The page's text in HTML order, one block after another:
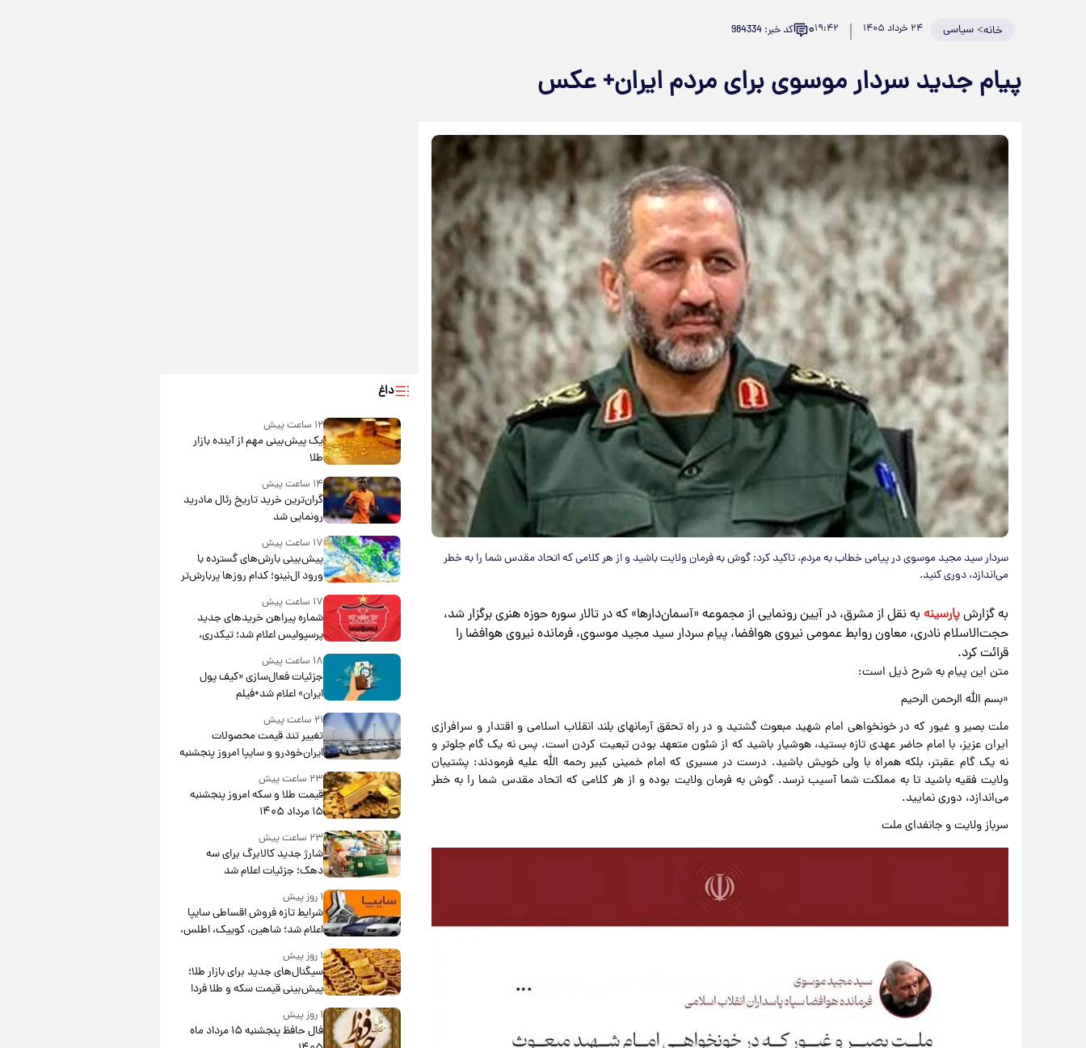
خانه>سیاسی ۲۴ خرداد ۱۴۰۵ ۱۹:۴۲۰ کد خبر: 984334
پیام جدید سردار موسوی برای مردم ایران+ عکس
سردار سید مجید موسوی در پیامی خطاب به مردم، تاکید کرد: گوش به فرمان ولایت باشید و از هر کلامی که اتحاد مقدس شما را به خطر
می‌اندازد، دوری کنید.
به گزارشپارسینه به نقل از مشرق، در آیین رونمایی از مجموعه «آسمان‌دارها» که در تالار سوره حوزه هنری برگزار شد،
حجت‌الاسلام نادری، معاون روابط عمومی نیروی هوافضا، پیام سردار سید مجید موسوی، فرمانده نیروی هوافضا را
قرائت کرد.
متن این پیام به شرح ذیل است:
«بسم الله الرحمن الرحیم
ملت بصیر و غیور که در خونخواهی امام شهید مبعوث گشتید و در راه تحقق آرمانهای بلند انقلاب اسلامی و اقتدار و سرافرازی
ایران عزیز، با امام حاضر عهدی تازه بستید، هوشیار باشید که از شئون متعهد بودن تبعیت کردن است. پس نه یک گام جلوتر و
نه یک گام عقبتر، بلکه همراه با ولی خویش باشید. درست در مسیری که امام خمینی کبیر رحمه الله علیه فرمودند: پشتیبان
ولایت فقیه باشید تا به مملکت شما آسیب نرسد. گوش به فرمان ولایت بوده و از هر کلامی که اتحاد مقدس شما را به خطر
می‌اندازد، دوری نمایید.
سرباز ولایت و جانفدای ملت
داغ
۱۲ ساعت پیش
یک پیش‌بینی مهم از آینده بازار
طلا
۱۴ ساعت پیش
گران‌ترین خرید تاریخ رئال مادرید
رونمایی شد
۱۷ ساعت پیش
پیش‌بینی بارش‌های گسترده با
ورود ال‌نینو؛ کدام روزها پربارش‌تر
خواهند بود؟
۱۷ ساعت پیش
شماره پیراهن خریدهای جدید
پرسپولیس اعلام شد؛ تیکدری،
محبی و سرگیف با اعداد ویژه
۱۸ ساعت پیش
جزئیات فعال‌سازی «کیف پول
ایران» اعلام شد+فیلم
۲۱ ساعت پیش
تغییر تند قیمت محصولات
ایران‌خودرو و سایپا امروز پنجشنبه
۲۳ ساعت پیش
قیمت طلا و سکه امروز پنجشنبه
۱۵ مرداد ۱۴۰۵
۲۳ ساعت پیش
شارژ جدید کالابرگ برای سه
دهک؛ جزئیات اعلام شد
۱ روز پیش
شرایط تازه فروش اقساطی سایپا
اعلام شد؛ شاهین، کوییک، اطلس،
سهند و ساینا با اقساط بلندمدت +
جدول۱ روز پیش
سیگنال‌های جدید برای بازار طلا؛
پیش‌بینی قیمت سکه و طلا فردا
۱ روز پیش
فال حافظ پنجشنبه ۱۵ مرداد ماه